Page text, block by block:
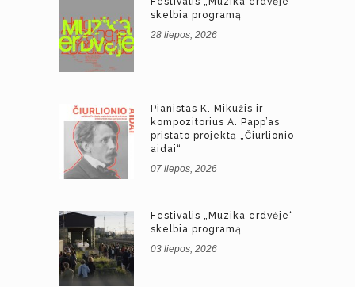
skelbia programą
28 liepos, 2026
Pianistas K. Mikužis ir
kompozitorius A. Papp’as
pristato projektą „Čiurlionio
aidai“
07 liepos, 2026
Festivalis „Muzika erdvėje“
skelbia programą
03 liepos, 2026